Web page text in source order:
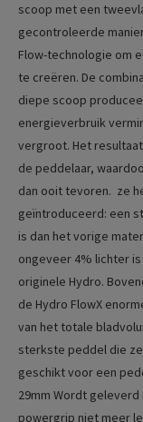
scoop met een
gecontroleerde
Flow-technologie om
te creëren. De
diepe scoop
energieverbruik
vergroot. Het
de peddelaar,
dan ooit tevoren. ze
geïntroduceerd: een
is dan het vorige
ongeveer 4% lichter
originele Hydro.
de Hydro FlowX
van het totale
sterkste peddel die
geschikt voor een
29mm Wordt geleverd
powergrip niet meer